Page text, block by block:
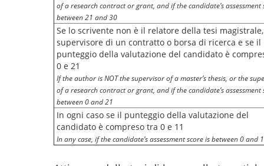
of a research contract or grant, and if the candidate’s assessment
between 21 and 30
Se lo scrivente non è il relatore della tesi
supervisore di un contratto o borsa di ricerca e se il
punteggio della valutazione del candidato è
0 e 21
If the author is NOT the supervisor of a master’s thesis, or the
of a research contract or grant, and if the candidate’s assessment
between 0 and 21
In ogni caso se il punteggio della valutazione del
candidato è compreso tra 0 e 11
In any case, if the candidate’s assessment score is between 0 and